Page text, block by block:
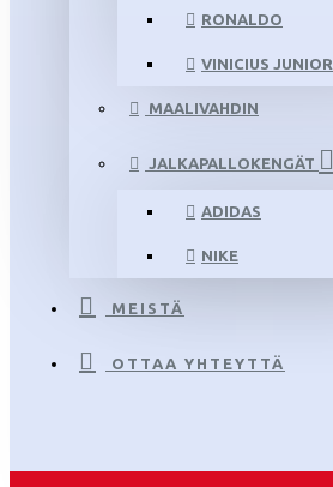
RONALDO
VINICIUS JUNIOR
MAALIVAHDIN
JALKAPALLOKENGÄT
ADIDAS
NIKE
MEISTÄ
OTTAA YHTEYTTÄ